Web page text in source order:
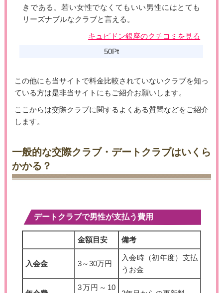
きである。若い女性でなくてもいい男性にはとても
リーズナブルなクラブと言える。
キュピドン銀座のクチコミを見る
50Pt
この他にも当サイトで料金比較されていないクラブを知っ
ている方は是非当サイトにもご紹介お願いします。
ここからは交際クラブに関するよくある質問などをご紹介
します。
一般的な交際クラブ・デートクラブはいくら
かかる？
デートクラブで男性が支払う費用
金額目安 備考
入会金 3～30万円
入会時（初年度）支払
うお金
3万円～10